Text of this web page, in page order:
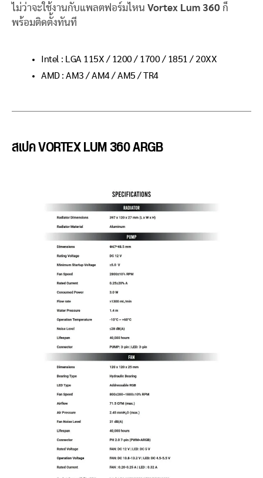
ไม่ว่าจะใช้งานกับแพลตฟอร์มไหน Vortex Lum 360 ก็
พร้อมติดตั้งทันที
Intel : LGA 115X / 1200 / 1700 / 1851 / 20XX
AMD : AM3 / AM4 / AM5 / TR4
สเปคVORTEX LUM 360 ARGB